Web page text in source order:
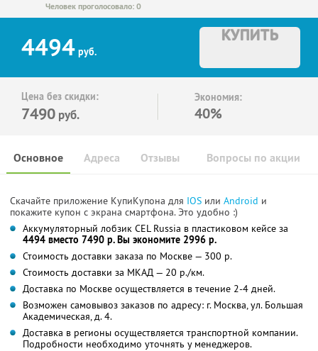
Человек проголосовало: 0
4494 руб.
КУПИТЬ
Цена без скидки:
7490 руб.
Экономия:
40%
Основное Отзывы Вопросы по акции
Адреса
Скачайте приложение КупиКупона для IOS или Android и
покажите купон с экрана смартфона. Это удобно :)
Аккумуляторный лобзик CEL Russia в пластиковом кейсе за
4494 вместо 7490 р. Вы экономите 2996 р.
Стоимость доставки заказа по Москве — 300 р.
Стоимость доставки за МКАД — 20 р./км.
Доставка по Москве осуществляется в течение 2-4 дней.
Возможен самовывоз заказов по адресу: г. Москва, ул. Большая
Академическая, д. 4.
Доставка в регионы осуществляется транспортной компании.
Подробности необходимо уточнять у менеджеров.